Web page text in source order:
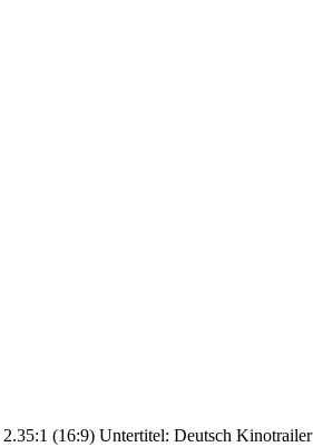
(16:9) Untertitel: Deutsch Kinotrailer